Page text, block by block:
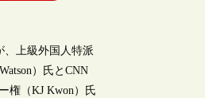
、上級外国人特派
）氏とCNN
権（KJ Kwon）氏